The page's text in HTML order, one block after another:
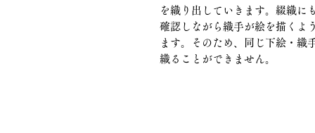
を織り出していきます。綴織に
確認しながら織手が絵を描くよ
ます。そのため、同じ下絵・織
織ることができません。